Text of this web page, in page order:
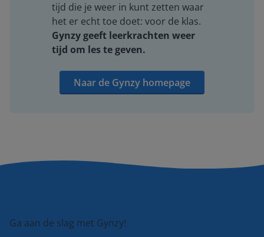
tijd die je weer in kunt zetten waar
het er echt toe doet: voor de klas.
Gynzy geeft leerkrachten weer
tijd om les te geven.
Naar de Gynzy homepage
Ga aan de slag met Gynzy!